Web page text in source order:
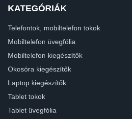
KATEGÓRIÁK
Telefontok, mobiltelefon tokok
Mobiltelefon üvegfólia
Mobiltelefon kiegészítők
Okosóra kiegészítők
Laptop kiegészítők
Tablet tokok
Tablet üvegfólia